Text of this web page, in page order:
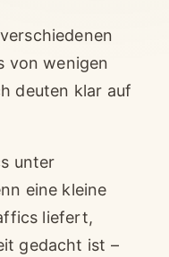
von wenigen
deuten klar auf
unter
eine kleine
liefert,
gedacht ist –